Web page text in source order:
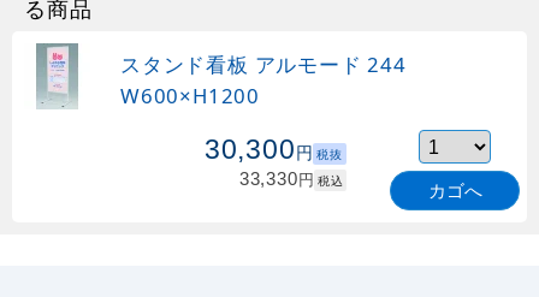
る商品
スタンド看板 アルモード 244
W600×H1200
30,300円 税抜
33,330円 税込 カゴへ